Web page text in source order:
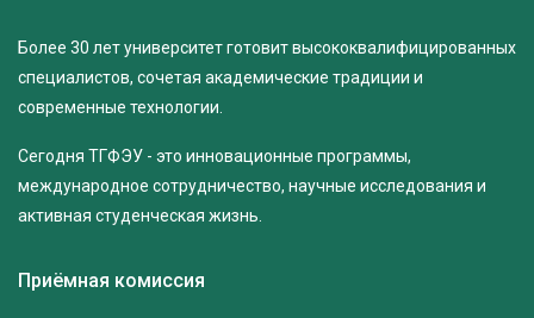
Более 30 лет университет готовит высококвалифицированных
специалистов, сочетая академические традиции и
современные технологии.
Сегодня ТГФЭУ - это инновационные программы,
международное сотрудничество, научные исследования и
активная студенческая жизнь.
Приёмная комиссия